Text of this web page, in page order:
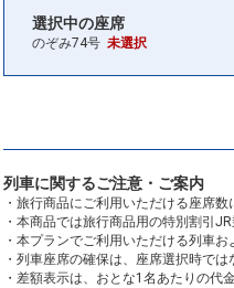
選択中の座席
のぞみ74号 未選択
列車に関するご注意・ご案内
・旅行商品にご利用いただける座席
・本商品では旅行商品用の特別割引
・本プランでご利用いただける列車
・列車座席の確保は、座席選択時で
・差額表示は、おとな1名あたりの代金